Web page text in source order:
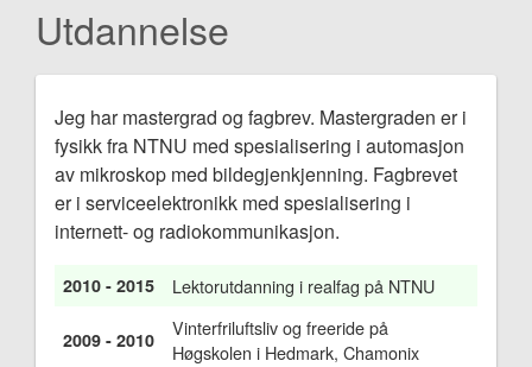
Utdannelse
Jeg har mastergrad og fagbrev. Mastergraden er i
fysikk fra NTNU med spesialisering i automasjon
av mikroskop med bildegjenkjenning. Fagbrevet
er i serviceelektronikk med spesialisering i
internett- og radiokommunikasjon.
2010 - 2015 Lektorutdanning i realfag på NTNU
2009 - 2010
Vinterfriluftsliv og freeride på
Høgskolen i Hedmark, Chamonix